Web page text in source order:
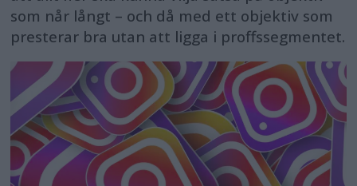
som når långt – och då med ett objektiv som
presterar bra utan att ligga i proffssegmentet.